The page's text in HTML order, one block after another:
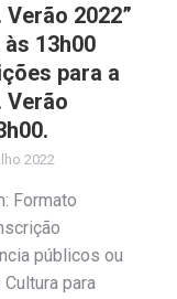
2022”
13h00
para a
Verão
2022
Formato
públicos ou
para